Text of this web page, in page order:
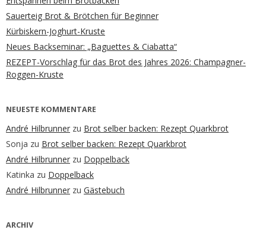
Sauerteig Brot & Brötchen für Beginner
Kürbiskern-Joghurt-Kruste
Neues Backseminar: „Baguettes & Ciabatta“
REZEPT-Vorschlag für das Brot des Jahres 2026: Champagner-
Roggen-Kruste
NEUESTE KOMMENTARE
André Hilbrunner zu Brot selber backen: Rezept Quarkbrot
Sonja zu Brot selber backen: Rezept Quarkbrot
André Hilbrunner zu Doppelback
Katinka zu Doppelback
André Hilbrunner zu Gästebuch
ARCHIV